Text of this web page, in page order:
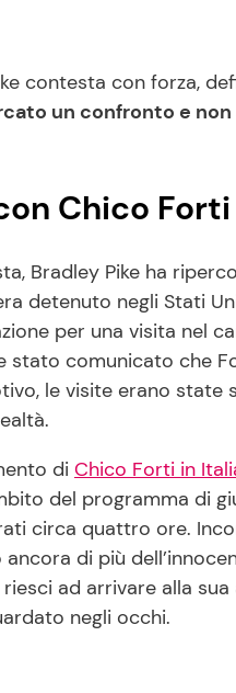
contesta con forza,
un confronto e
Chico
Bradley Pike ha
detenuto negli Stati
per una visita nel
stato comunicato che
le visite erano state
di Chico Forti in
del programma di
circa quattro ore.
di più
ad arrivare alla
negli occhi.